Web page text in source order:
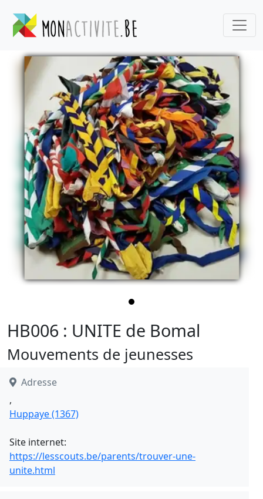
HB006 : UNITE de Bomal
Mouvements de jeunesses
Adresse
,
Huppaye (1367)
Site internet:
https://lesscouts.be/parents/trouver-une-
unite.html